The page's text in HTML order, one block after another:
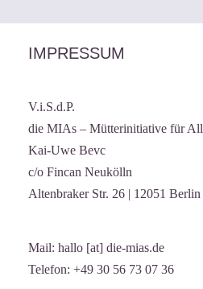
IMPRESSUM
V.i.S.d.P.
die MIAs – Mütterinitiative für
Kai-Uwe Bevc
c/o Fincan Neukölln
Altenbraker Str. 26 | 12051 Berlin
Mail: hallo [at] die-mias.de
Telefon: +49 30 56 73 07 36